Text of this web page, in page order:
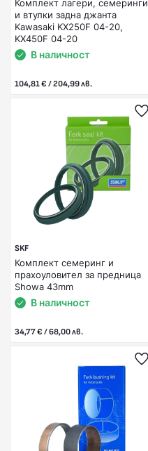
Комплект лагери, семеринги
и втулки задна джанта
Kawasaki KX250F 04-20,
KX450F 04-20
В наличност
104,81 € / 204,99 лв.
SKF
Комплект семеринг и
прахоуловител за предница
Showa 43mm
В наличност
34,77 € / 68,00 лв.